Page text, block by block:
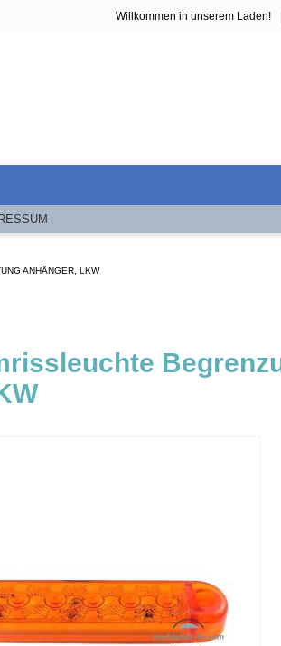
Willkommen in unserem Laden!
ANHÄNGER, LKW